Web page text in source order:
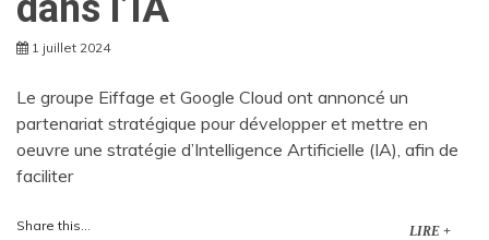
1 juillet 2024
Le groupe Eiffage et Google Cloud ont annoncé un
partenariat stratégique pour développer et mettre en
oeuvre une stratégie d’Intelligence Artificielle (IA), afin de
faciliter
Share this... LIRE +